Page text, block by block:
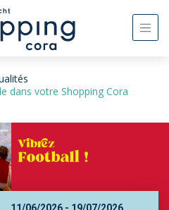
dans votre Shopping Cora